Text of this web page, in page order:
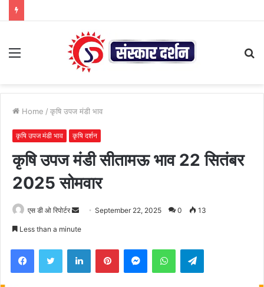
Menu
Home / कृषि उपज मंडी भाव
कृषि उपज मंडी भाव कृषि दर्शन
कृषि उपज मंडी सीतामऊ भाव 22 सितंबर
2025 सोमवार
एस डी ओ रिपोर्टर
Send September 22, 2025 0 13
Less than a minute
FacebookTwitter LinkedInPinterestMessengerWhatsAppTelegram